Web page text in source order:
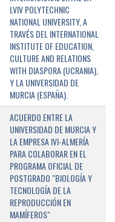
LVIV POLYTECHNIC
NATIONAL UNIVERSITY, A
TRAVÉS DEL INTERNATIONAL
INSTITUTE OF EDUCATION,
CULTURE AND RELATIONS
WITH DIASPORA (UCRANIA),
Y LA UNIVERSIDAD DE
MURCIA (ESPAÑA).
ACUERDO ENTRE LA
UNIVERSIDAD DE MURCIA Y
LA EMPRESA IVI-ALMERÍA
PARA COLABORAR EN EL
PROGRAMA OFICIAL DE
POSTGRADO "BIOLOGÍA Y
TECNOLOGÍA DE LA
REPRODUCCIÓN EN
MAMÍFEROS"